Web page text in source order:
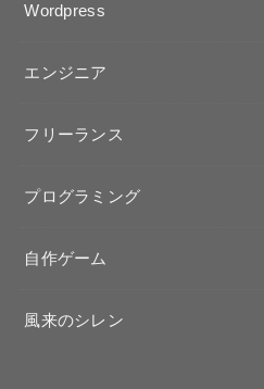
Wordpress
エンジニア
フリーランス
プログラミング
自作ゲーム
風来のシレン